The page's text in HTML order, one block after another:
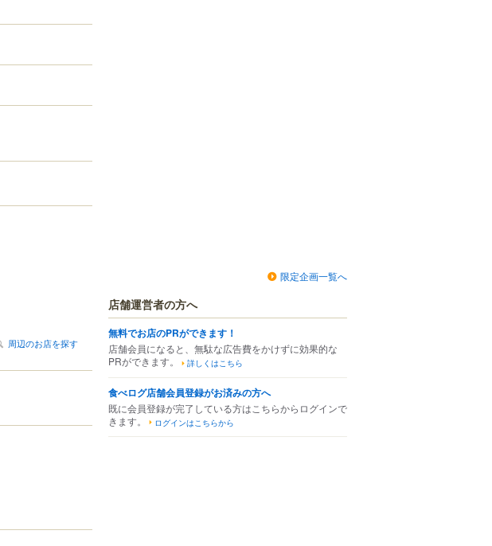
周辺のお店を探す
限定企画一覧へ
店舗運営者の方へ
無料でお店のPRができます！
店舗会員になると、無駄な広告費をかけずに効果的な
PRができます。
詳しくはこちら
食べログ店舗会員登録がお済みの方へ
既に会員登録が完了している方はこちらからログインで
きます。
ログインはこちらから